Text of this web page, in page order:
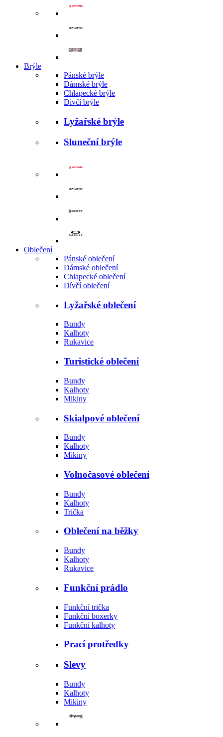
Brýle
Pánské brýle
Dámské brýle
Chlapecké brýle
Dívčí brýle
Lyžařské brýle
Sluneční brýle
Oblečení
Pánské oblečení
Dámské oblečení
Chlapecké oblečení
Dívčí oblečení
Lyžařské oblečení
Bundy
Kalhoty
Rukavice
Turistické oblečení
Bundy
Kalhoty
Mikiny
Skialpové oblečení
Bundy
Kalhoty
Mikiny
Volnočasové oblečení
Bundy
Kalhoty
Trička
Oblečení na běžky
Bundy
Kalhoty
Rukavice
Funkční prádlo
Funkční trička
Funkční boxerky
Funkční kalhoty
Prací protředky
Slevy
Bundy
Kalhoty
Mikiny